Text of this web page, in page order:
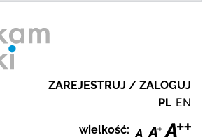
ZAREJESTRUJ / ZALOGUJ
PL EN
wielkość: